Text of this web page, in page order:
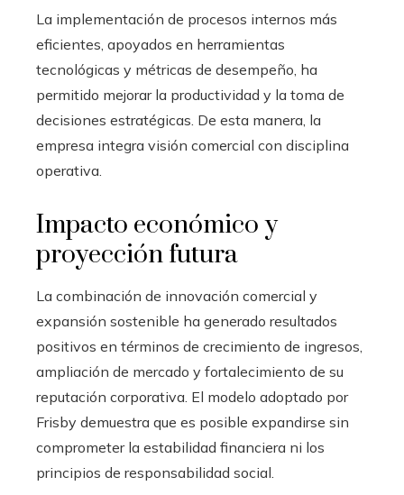
La implementación de procesos internos más
eficientes, apoyados en herramientas
tecnológicas y métricas de desempeño, ha
permitido mejorar la productividad y la toma de
decisiones estratégicas. De esta manera, la
empresa integra visión comercial con disciplina
operativa.
Impacto económico y
proyección futura
La combinación de innovación comercial y
expansión sostenible ha generado resultados
positivos en términos de crecimiento de ingresos,
ampliación de mercado y fortalecimiento de su
reputación corporativa. El modelo adoptado por
Frisby demuestra que es posible expandirse sin
comprometer la estabilidad financiera ni los
principios de responsabilidad social.